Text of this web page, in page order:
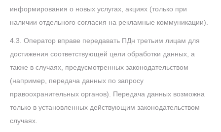
информирования о новых услугах, акциях (только при
наличии отдельного согласия на рекламные коммуникации).
4.3. Оператор вправе передавать ПДн третьим лицам для
достижения соответствующей цели обработки данных, а
также в случаях, предусмотренных законодательством
(например, передача данных по запросу
правоохранительных органов). Передача данных возможна
только в установленных действующим законодательством
случаях.